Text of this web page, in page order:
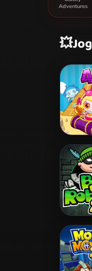
Adventures
💥
Bomb
Bob